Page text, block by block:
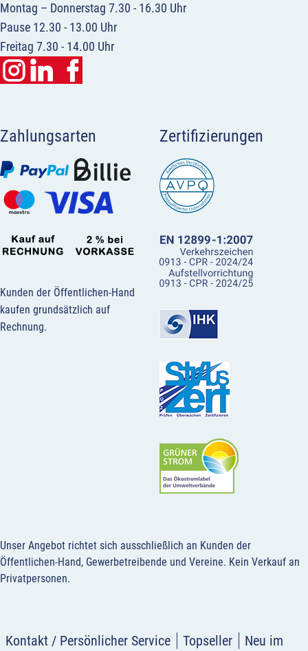
Montag – Donnerstag 7.30 - 16.30 Uhr
Pause 12.30 - 13.00 Uhr
Freitag 7.30 - 14.00 Uhr
Zahlungsarten
Kunden der Öffentlichen-Hand
kaufen grundsätzlich auf
Rechnung.
Zertifizierungen
Unser Angebot richtet sich ausschließlich an Kunden der
Öffentlichen-Hand, Gewerbetreibende und Vereine. Kein Verkauf an
Privatpersonen.
Kontakt / Persönlicher Service Topseller Neu im